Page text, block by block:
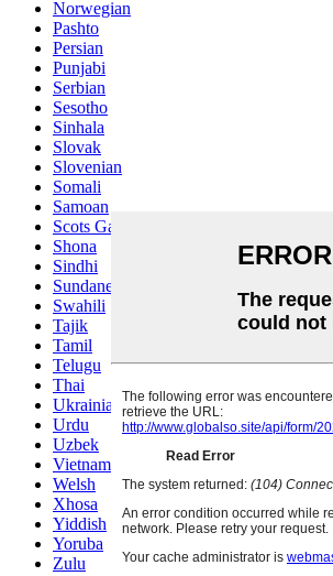
Norwegian
Pashto
Persian
Punjabi
Serbian
Sesotho
Sinhala
Slovak
Slovenian
Somali
Samoan
Scots Gaelic
Shona
Sindhi
Sundanese
Swahili
Tajik
Tamil
Telugu
Thai
Ukrainian
Urdu
Uzbek
Vietnamese
Welsh
Xhosa
Yiddish
Yoruba
Zulu